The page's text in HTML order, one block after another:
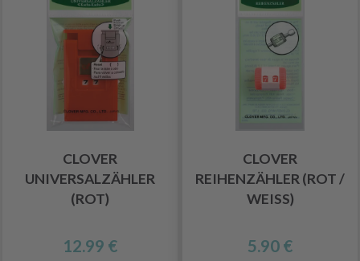
CLOVER
UNIVERSALZÄHLER
(ROT)
12.99 €
CLOVER
REIHENZÄHLER (ROT /
WEISS)
5.90 €